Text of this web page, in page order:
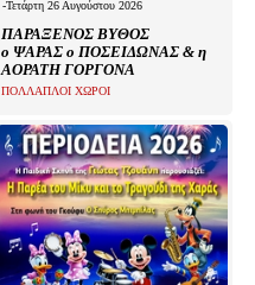
-Τετάρτη 26 Αυγούστου 2026
ΠΑΡΑΞΕΝΟΣ ΒΥΘΟΣ
ο ΨΑΡΑΣ ο ΠΟΣΕΙΔΩΝΑΣ & η
ΑΟΡΑΤΗ ΓΟΡΓΟΝΑ
ΠΟΛΛΑΠΛΟΙ ΧΩΡΟΙ